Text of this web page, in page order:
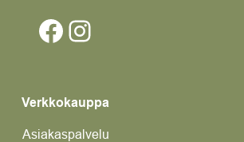
Facebook
Instagram
Verkkokauppa
Asiakaspalvelu